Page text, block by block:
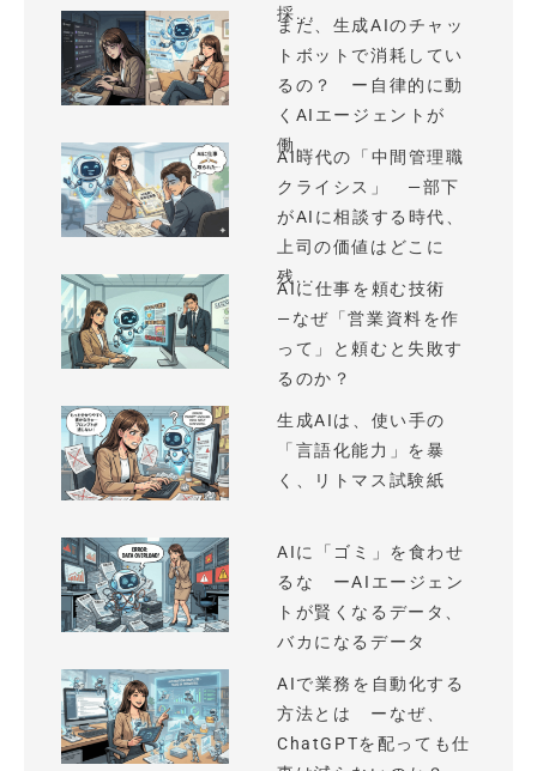
採...
まだ、生成AIのチャッ
トボットで消耗してい
るの？ ー自律的に動
くAIエージェントが
働...
AI時代の「中間管理職
クライシス」 —部下
がAIに相談する時代、
上司の価値はどこに
残...
AIに仕事を頼む技術
—なぜ「営業資料を作
って」と頼むと失敗す
るのか？
生成AIは、使い手の
「言語化能力」を暴
く、リトマス試験紙
AIに「ゴミ」を食わせ
るな ーAIエージェン
トが賢くなるデータ、
バカになるデータ
AIで業務を自動化する
方法とは ーなぜ、
ChatGPTを配っても仕